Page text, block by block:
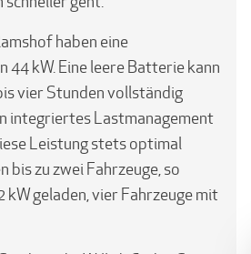
haben eine
44 kW. Eine leere Batterie kann
vier Stunden vollständig
integriertes Lastmanagement
Leistung stets optimal
bis zu zwei Fahrzeuge, so
kW geladen, vier Fahrzeuge mit